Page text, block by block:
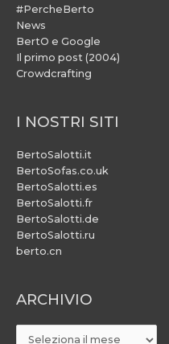
#PercheBerto
News
BertO e Google
Il primo post (2004)
Crowdcrafting
I NOSTRI SITI
BertoSalotti.it
BertoSofas.co.uk
BertoSalotti.es
BertoSalotti.fr
BertoSalotti.de
BertoSalotti.ru
berto.cn
ARCHIVIO
ARCHIVIO